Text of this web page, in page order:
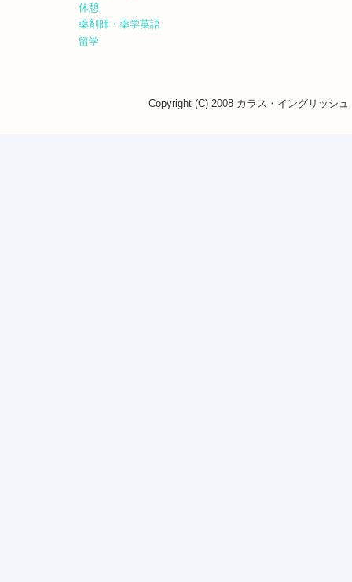
休憩
薬剤師・薬学英語
留学
Copyright (C) 2008 カラス・イングリッシ